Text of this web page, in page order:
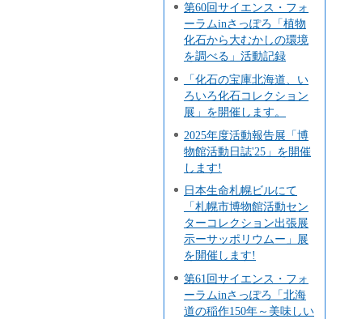
第60回サイエンス・フォ
ーラムinさっぽろ「植物
化石から大むかしの環境
を調べる」活動記録
「化石の宝庫北海道、い
ろいろ化石コレクション
展」を開催します。
2025年度活動報告展「博
物館活動日誌'25」を開催
します!
日本生命札幌ビルにて
「札幌市博物館活動セン
ターコレクション出張展
示ーサッポリウムー」展
を開催します!
第61回サイエンス・フォ
ーラムinさっぽろ「北海
道の稲作150年～美味しい